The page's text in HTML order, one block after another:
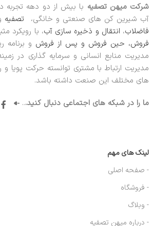
شرکت میهن تصفیه با بیش از دو دهه تجربه
آب شیرین کن های صنعتی و خانگی،
تصفیه
فاضلاب، انتقال و ذخیره سازی آب، با رویکرد
فروش، حین فروش و پس از فروش و برنامه
مدیریت منابع انسانی و سرمایه گذاری در
مدیریت ارتباط با مشتری توانسته حرکت پویا
های مختلف این صنعت داشته باشد.
ما را در شبکه های اجتماعی دنبال کنید...
لینک های مهم
- صفحه اصلی
- فروشگاه
- وبلاگ
- درباره میهن تصفیه